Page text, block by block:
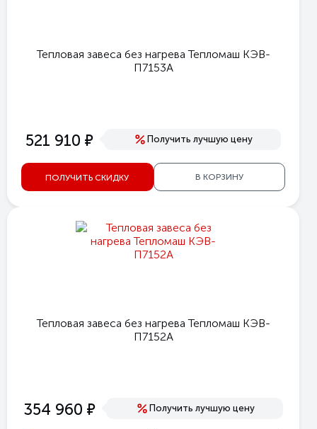
Тепловая завеса без нагрева Тепломаш КЭВ-
П7153A
521 910 е Получить лучшую цену
ПОЛУЧИТЬ СКИДКУ В КОРЗИНУ
Тепловая завеса без нагрева Тепломаш КЭВ-
П7152A
354 960 е Получить лучшую цену